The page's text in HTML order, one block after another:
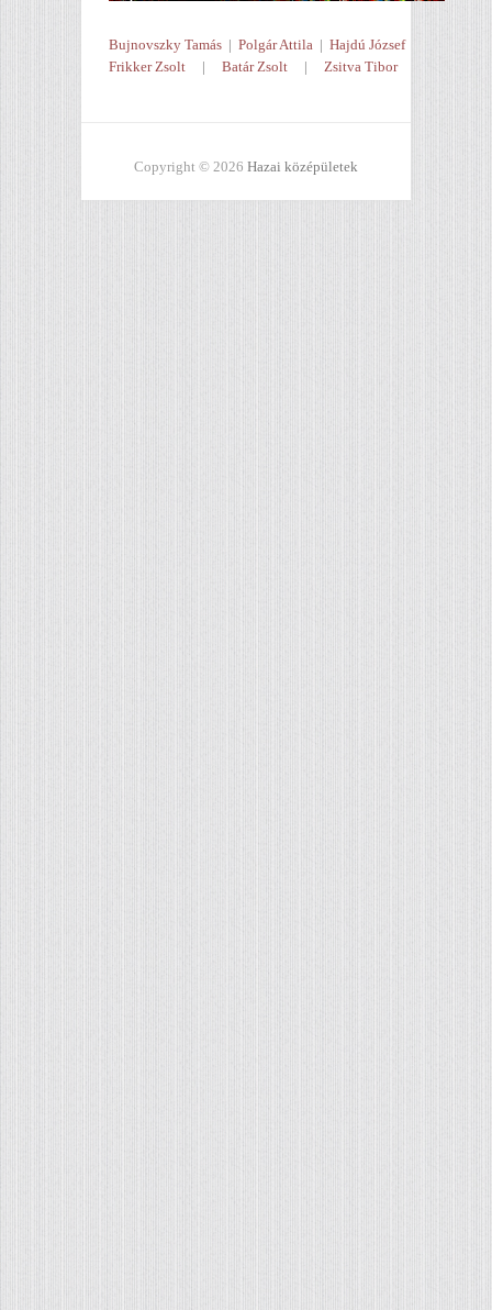
Bujnovszky Tamás | Polgár Attila | Hajdú József
Frikker Zsolt | Batár Zsolt | Zsitva Tibor
Copyright © 2026 Hazai középületek